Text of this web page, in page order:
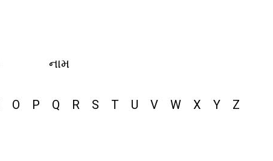
નામ
O P Q R S T U V W X Y Z